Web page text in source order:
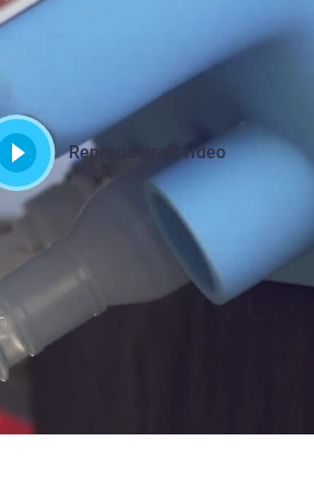
Reproducir el vídeo